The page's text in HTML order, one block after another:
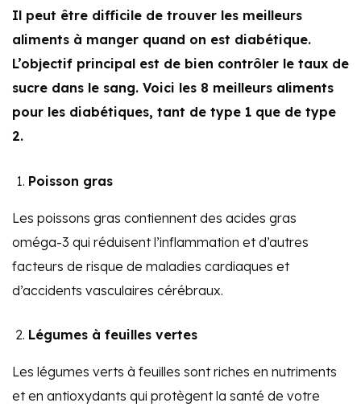
Il peut être difficile de trouver les meilleurs
aliments à manger quand on est diabétique.
L’objectif principal est de bien contrôler le taux de
sucre dans le sang. Voici les 8 meilleurs aliments
pour les diabétiques, tant de type 1 que de type
2.
Poisson gras
Les poissons gras contiennent des acides gras
oméga-3 qui réduisent l’inflammation et d’autres
facteurs de risque de maladies cardiaques et
d’accidents vasculaires cérébraux.
Légumes à feuilles vertes
Les légumes verts à feuilles sont riches en nutriments
et en antioxydants qui protègent la santé de votre